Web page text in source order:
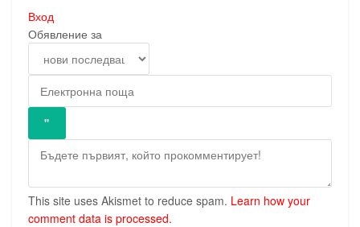
Вход
Обявление за
This site uses Akismet to reduce spam. Learn how your
comment data is processed.